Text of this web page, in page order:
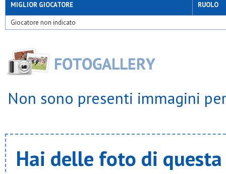
MIGLIOR GIOCATORE RUOLO
Giocatore non indicato
Non sono presenti immagini
Hai delle foto di